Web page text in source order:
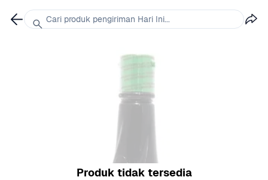
Produk tidak tersedia
Cari produk pengiriman Hari Ini...